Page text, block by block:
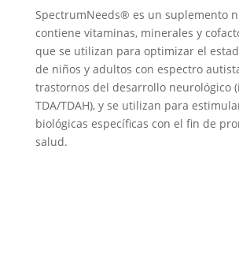
SpectrumNeeds® es un suplemento
contiene vitaminas, minerales y
que se utilizan para optimizar el
de niños y adultos con espectro
trastornos del desarrollo neurológico
TDA/TDAH), y se utilizan para
biológicas específicas con el fin de
salud.